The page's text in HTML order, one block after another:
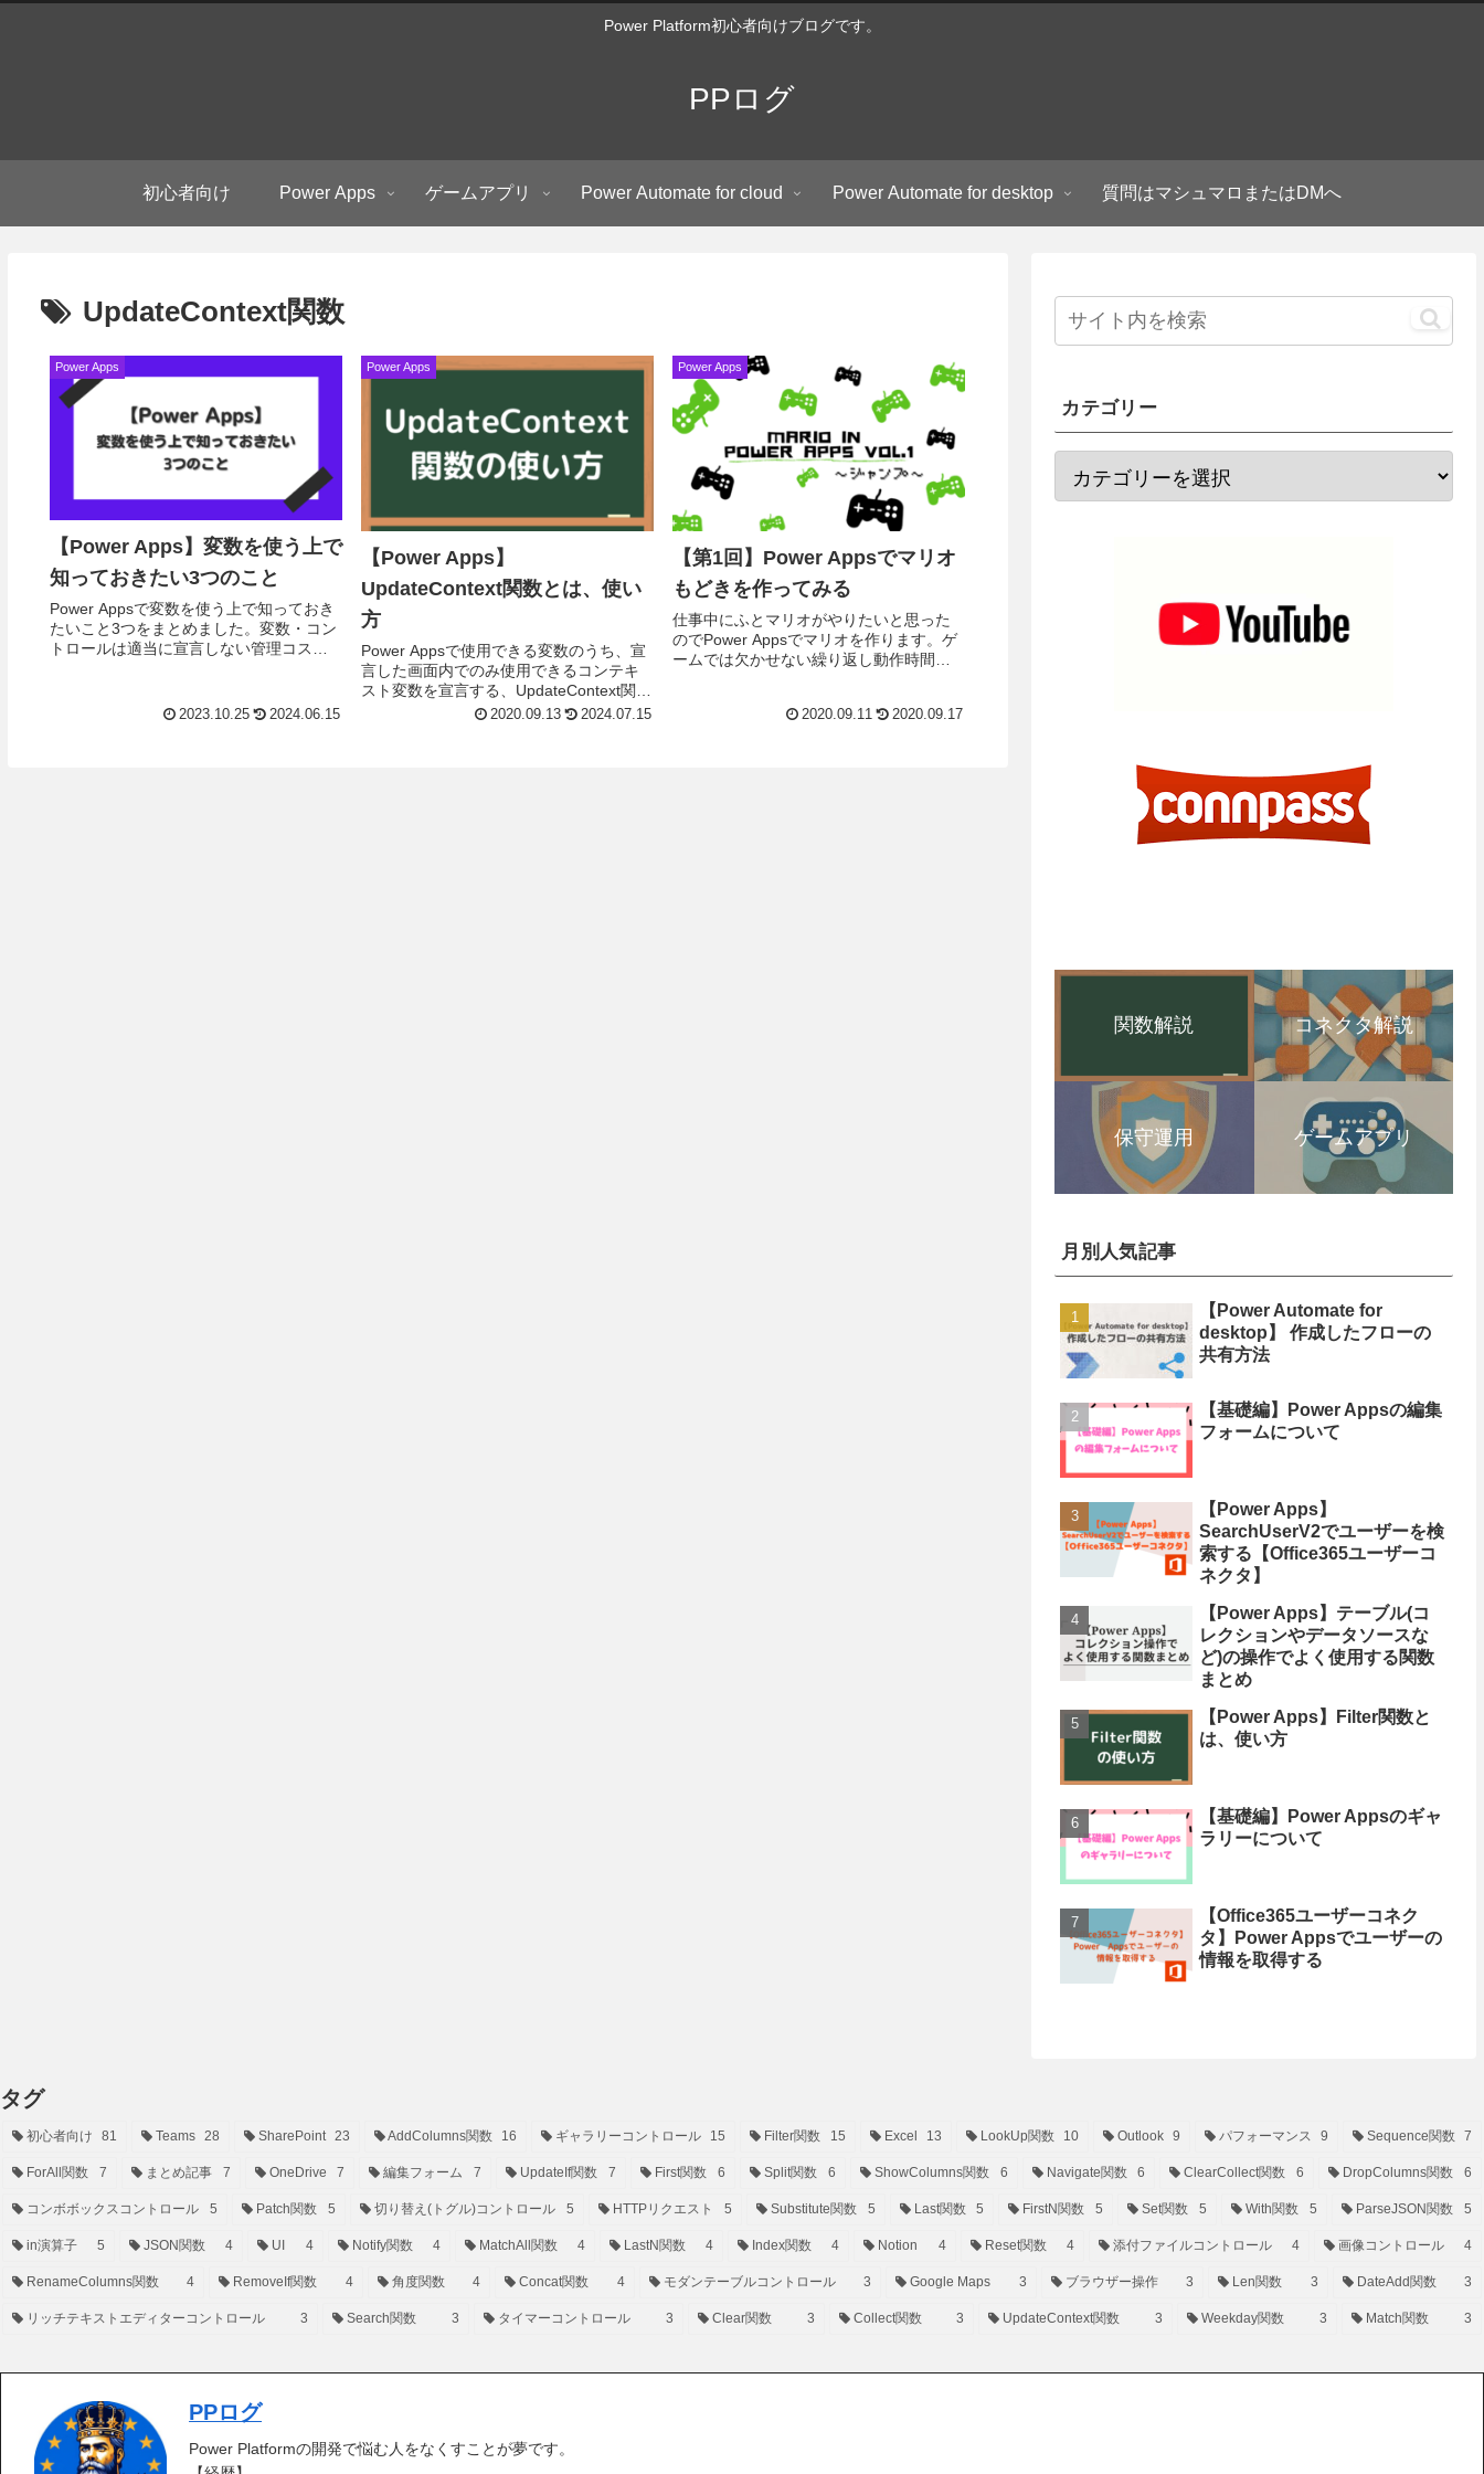
Power Platform初心者向けブログです。
PPログ
初心者向け Power Apps ゲームアプリ Power Automate for cloud Power Automate for desktop 質問はマシュマロまたはDMへ
UpdateContext関数
Power Apps
【Power Apps】変数を使う上で
知っておきたい3つのこと
Power Appsで変数を使う上で知っておき
たいこと3つをまとめました。変数・コン
トロールは適当に宣言しない管理コスト
2023.10.25 2024.06.15
Power Apps
【Power Apps】
UpdateContext関数とは、使い
方
Power Appsで使用できる変数のうち、宣
言した画面内でのみ使用できるコンテキ
スト変数を宣言する、UpdateContext関数
について解説します。UpdateContext関数
2020.09.13 2024.07.15
Power Apps
【第1回】Power Appsでマリオ
もどきを作ってみる
仕事中にふとマリオがやりたいと思った
のでPower Appsでマリオを作ります。ゲ
ームでは欠かせない繰り返し動作時間と
2020.09.11 2020.09.17
カテゴリー
関数解説 コネクタ解説
保守運用 ゲームアプリ
月別人気記事
【Power Automate for
desktop】 作成したフローの
共有方法
【基礎編】Power Appsの編集
フォームについて
【Power Apps】
SearchUserV2でユーザーを検
索する【Office365ユーザーコ
ネクタ】
【Power Apps】テーブル(コ
レクションやデータソースな
ど)の操作でよく使用する関数
まとめ
【Power Apps】Filter関数と
は、使い方
【基礎編】Power Appsのギャ
ラリーについて
【Office365ユーザーコネク
タ】Power Appsでユーザーの
情報を取得する
タグ
初心者向け 81 Teams 28 SharePoint 23 AddColumns関数 16 ギャラリーコントロール 15 Filter関数 15 Excel 13 LookUp関数 10 Outlook 9 パフォーマンス 9 Sequence関数 7
ForAll関数 7 まとめ記事 7 OneDrive 7 編集フォーム 7 UpdateIf関数 7 First関数 6 Split関数 6 ShowColumns関数 6 Navigate関数 6 ClearCollect関数 6 DropColumns関数 6
コンボボックスコントロール 5 Patch関数 5 切り替え(トグル)コントロール 5 HTTPリクエスト 5 Substitute関数 5 Last関数 5 FirstN関数 5 Set関数 5 With関数 5 ParseJSON関数 5
in演算子 5 JSON関数 4 UI 4 Notify関数 4 MatchAll関数 4 LastN関数 4 Index関数 4 Notion 4 Reset関数 4 添付ファイルコントロール 4 画像コントロール 4
RenameColumns関数 4 RemoveIf関数 4 角度関数 4 Concat関数 4 モダンテーブルコントロール 3 Google Maps 3 ブラウザー操作 3 Len関数 3 DateAdd関数 3
リッチテキストエディターコントロール 3 Search関数 3 タイマーコントロール 3 Clear関数 3 Collect関数 3 UpdateContext関数 3 Weekday関数 3 Match関数 3
PPログ
Power Platformの開発で悩む人をなくすことが夢です。